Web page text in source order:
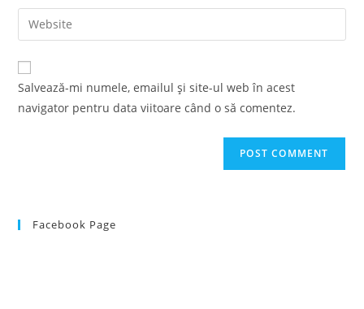
comment
email
address
comment
Enter
your
website
URL
Salvează-mi numele, emailul și site-ul web în acest
navigator pentru data viitoare când o să comentez.
Facebook Page